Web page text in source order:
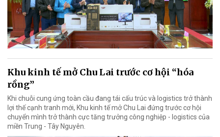
Khu kinh tế mở Chu Lai trước cơ hội “hóa
rồng”
Khi chuỗi cung ứng toàn cầu đang tái cấu trúc và logistics trở thành
lợi thế cạnh tranh mới, Khu kinh tế mở Chu Lai đứng trước cơ hội
chuyển mình trở thành cực tăng trưởng công nghiệp - logistics của
miền Trung - Tây Nguyên.